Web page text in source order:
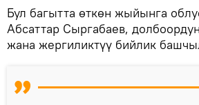
Бул багытта өткөн жыйынга
Абсаттар Сыргабаев,
жана жергиликтүү бийлик